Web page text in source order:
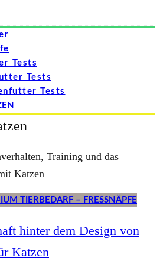
Tests
Tests
Tests
Training und das
Katzen
hinter dem Design von
Katzen